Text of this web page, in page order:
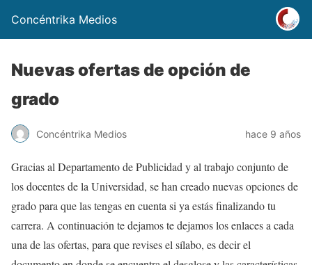
Concéntrika Medios
Nuevas ofertas de opción de
grado
Concéntrika Medios hace 9 años
Gracias al Departamento de Publicidad y al trabajo conjunto de
los docentes de la Universidad, se han creado nuevas opciones de
grado para que las tengas en cuenta si ya estás finalizando tu
carrera. A continuación te dejamos te dejamos los enlaces a cada
una de las ofertas, para que revises el sílabo, es decir el